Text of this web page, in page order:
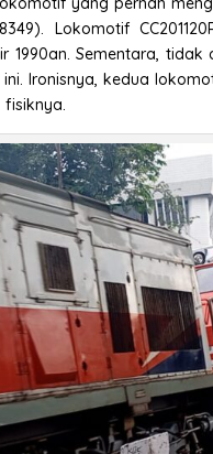
Lokomotif
1990an. Sementara,
Ironisnya, kedua